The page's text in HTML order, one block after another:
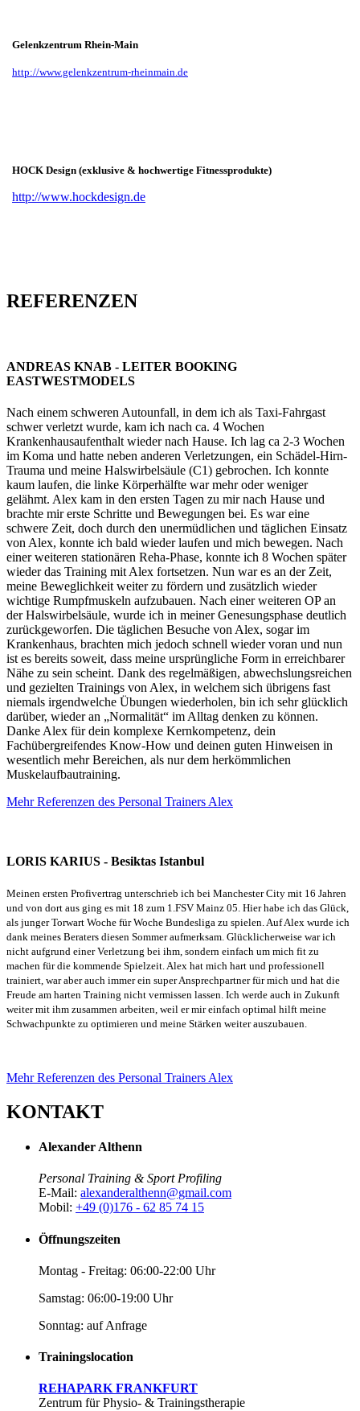
Gelenkzentrum Rhein-Main
http://www.gelenkzentrum-rheinmain.de
HOCK Design (exklusive & hochwertige Fitnessprodukte)
http://www.hockdesign.de
REFERENZEN
ANDREAS KNAB - LEITER BOOKING
EASTWESTMODELS
Nach einem schweren Autounfall, in dem ich als Taxi-Fahrgast
schwer verletzt wurde, kam ich nach ca. 4 Wochen
Krankenhausaufenthalt wieder nach Hause. Ich lag ca 2-3 Wochen
im Koma und hatte neben anderen Verletzungen, ein Schädel-Hirn-
Trauma und meine Halswirbelsäule (C1) gebrochen. Ich konnte
kaum laufen, die linke Körperhälfte war mehr oder weniger
gelähmt. Alex kam in den ersten Tagen zu mir nach Hause und
brachte mir erste Schritte und Bewegungen bei. Es war eine
schwere Zeit, doch durch den unermüdlichen und täglichen Einsatz
von Alex, konnte ich bald wieder laufen und mich bewegen. Nach
einer weiteren stationären Reha-Phase, konnte ich 8 Wochen später
wieder das Training mit Alex fortsetzen. Nun war es an der Zeit,
meine Beweglichkeit weiter zu fördern und zusätzlich wieder
wichtige Rumpfmuskeln aufzubauen. Nach einer weiteren OP an
der Halswirbelsäule, wurde ich in meiner Genesungsphase deutlich
zurückgeworfen. Die täglichen Besuche von Alex, sogar im
Krankenhaus, brachten mich jedoch schnell wieder voran und nun
ist es bereits soweit, dass meine ursprüngliche Form in erreichbarer
Nähe zu sein scheint. Dank des regelmäßigen, abwechslungsreichen
und gezielten Trainings von Alex, in welchem sich übrigens fast
niemals irgendwelche Übungen wiederholen, bin ich sehr glücklich
darüber, wieder an „Normalität“ im Alltag denken zu können.
Danke Alex für dein komplexe Kernkompetenz, dein
Fachübergreifendes Know-How und deinen guten Hinweisen in
wesentlich mehr Bereichen, als nur dem herkömmlichen
Muskelaufbautraining.
Mehr Referenzen des Personal Trainers Alex
LORIS KARIUS - Besiktas Istanbul
Meinen ersten Profivertrag unterschrieb ich bei Manchester City mit 16 Jahren
und von dort aus ging es mit 18 zum 1.FSV Mainz 05. Hier habe ich das Glück,
als junger Torwart Woche für Woche Bundesliga zu spielen. Auf Alex wurde ich
dank meines Beraters diesen Sommer aufmerksam. Glücklicherweise war ich
nicht aufgrund einer Verletzung bei ihm, sondern einfach um mich fit zu
machen für die kommende Spielzeit. Alex hat mich hart und professionell
trainiert, war aber auch immer ein super Ansprechpartner für mich und hat die
Freude am harten Training nicht vermissen lassen. Ich werde auch in Zukunft
weiter mit ihm zusammen arbeiten, weil er mir einfach optimal hilft meine
Schwachpunkte zu optimieren und meine Stärken weiter auszubauen.
Mehr Referenzen des Personal Trainers Alex
KONTAKT
Alexander Althenn
Personal Training & Sport Profiling
E-Mail: alexanderalthenn@gmail.com
Mobil: +49 (0)176 - 62 85 74 15
Öffnungszeiten
Montag - Freitag: 06:00-22:00 Uhr
Samstag: 06:00-19:00 Uhr
Sonntag: auf Anfrage
Trainingslocation
REHAPARK FRANKFURT
Zentrum für Physio- & Trainingstherapie